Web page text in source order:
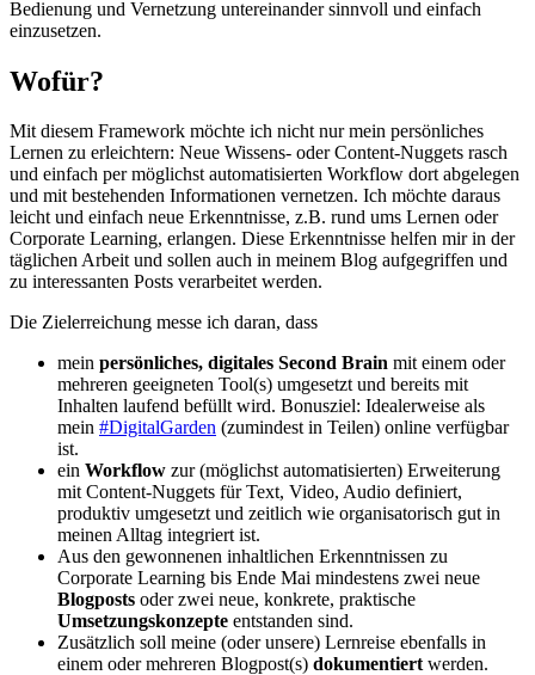
Bedienung und Vernetzung untereinander sinnvoll und einfach
einzusetzen.
Wofür?
Mit diesem Framework möchte ich nicht nur mein persönliches
Lernen zu erleichtern: Neue Wissens- oder Content-Nuggets rasch
und einfach per möglichst automatisierten Workflow dort abgelegen
und mit bestehenden Informationen vernetzen. Ich möchte daraus
leicht und einfach neue Erkenntnisse, z.B. rund ums Lernen oder
Corporate Learning, erlangen. Diese Erkenntnisse helfen mir in der
täglichen Arbeit und sollen auch in meinem Blog aufgegriffen und
zu interessanten Posts verarbeitet werden.
Die Zielerreichung messe ich daran, dass
mein persönliches, digitales Second Brain mit einem oder
mehreren geeigneten Tool(s) umgesetzt und bereits mit
Inhalten laufend befüllt wird. Bonusziel: Idealerweise als
mein #DigitalGarden (zumindest in Teilen) online verfügbar
ist.
ein Workflow zur (möglichst automatisierten) Erweiterung
mit Content-Nuggets für Text, Video, Audio definiert,
produktiv umgesetzt und zeitlich wie organisatorisch gut in
meinen Alltag integriert ist.
Aus den gewonnenen inhaltlichen Erkenntnissen zu
Corporate Learning bis Ende Mai mindestens zwei neue
Blogposts oder zwei neue, konkrete, praktische
Umsetzungskonzepte entstanden sind.
Zusätzlich soll meine (oder unsere) Lernreise ebenfalls in
einem oder mehreren Blogpost(s) dokumentiertwerden.